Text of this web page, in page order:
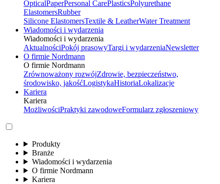
OpticalPaperPersonal CarePlasticsPolyurethane
ElastomersRubber
Silicone ElastomersTextile & LeatherWater Treatment
Wiadomości i wydarzenia
Wiadomości i wydarzenia
AktualnościPokój prasowyTargi i wydarzeniaNewsletter
O firmie Nordmann
O firmie Nordmann
Zrównoważony rozwójZdrowie, bezpieczeństwo,
środowisko, jakośćLogistykaHistoriaLokalizacje
Kariera
Kariera
MożliwościPraktyki zawodoweFormularz zgłoszeniowy
Produkty
Branże
Wiadomości i wydarzenia
O firmie Nordmann
Kariera